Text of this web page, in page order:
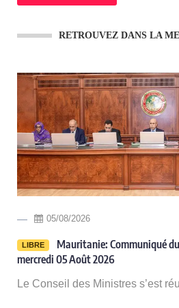
RETROUVEZ DANS LA
05/08/2026
LIBRE
Mauritanie: Communiqué
mercredi 05 Août 2026
Le Conseil des Ministres s’est